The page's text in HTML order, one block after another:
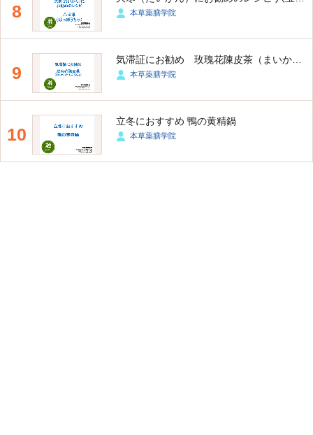
8 本草薬膳学院
9 本草薬膳学院
10
立冬におすすめ 鴨の黄精鍋
本草薬膳学院